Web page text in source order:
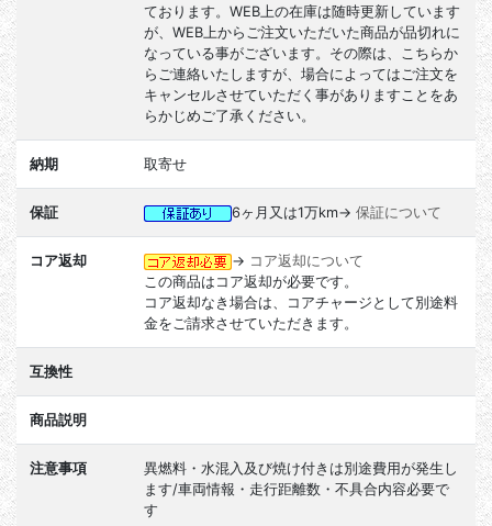
ております。WEB上の在庫は随時更新しています
が、WEB上からご注文いただいた商品が品切れに
なっている事がございます。その際は、こちらか
らご連絡いたしますが、場合によってはご注文を
キャンセルさせていただく事がありますことをあ
らかじめご了承ください。
納期 取寄せ
保証 6ヶ月又は1万km→ 保証について
コア返却 → コア返却について
この商品はコア返却が必要です。
コア返却なき場合は、コアチャージとして別途料
金をご請求させていただきます。
互換性
商品説明
注意事項
異燃料・水混入及び焼け付きは別途費用が発生し
ます/車両情報・走行距離数・不具合内容必要で
す